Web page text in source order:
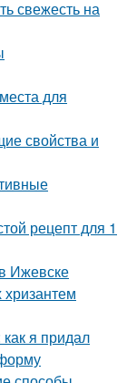
свежесть на
для
свойства и
рецепт для 1
Ижевске
я придал